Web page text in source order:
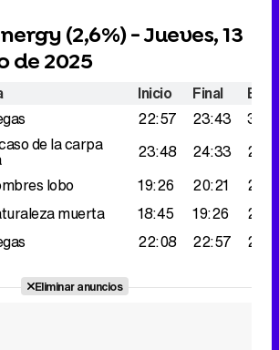
(2,6%) - Jueves, 13
de 2025
Inicio Final
22:57 23:43
de la carpa 23:48 24:33
lobo 19:26 20:21
muerta 18:45 19:26
22:08 22:57
Eliminar anuncios